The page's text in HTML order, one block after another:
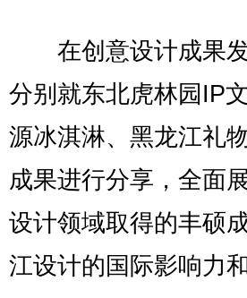
在创意设计成果发
分别就东北虎林园IP
源冰淇淋、黑龙江礼
成果进行分享，全面
设计领域取得的丰硕
江设计的国际影响力